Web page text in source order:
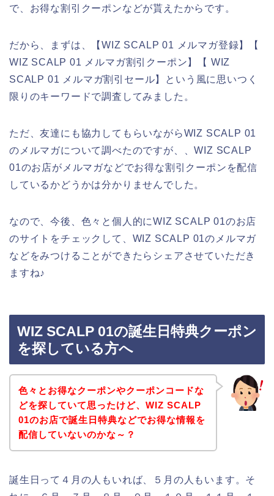
で、お得な割引クーポンなどが貰えたからです。
だから、まずは、【WIZ SCALP 01 メルマガ登録】【
WIZ SCALP 01 メルマガ割引クーポン】【 WIZ
SCALP 01 メルマガ割引セール】という風に思いつく
限りのキーワードで調査してみました。
ただ、友達にも協力してもらいながらWIZ SCALP 01
のメルマガについて調べたのですが、、WIZ SCALP
01のお店がメルマガなどでお得な割引クーポンを配信
しているかどうかは分かりませんでした。
なので、今後、色々と個人的にWIZ SCALP 01のお店
のサイトをチェックして、WIZ SCALP 01のメルマガ
などをみつけることができたらシェアさせていただき
ますね♪
WIZ SCALP 01の誕生日特典クーポン
を探している方へ
色々とお得なクーポンやクーポンコードな
どを探していて思ったけど、WIZ SCALP
01のお店で誕生日特典などでお得な情報を
配信していないのかな～？
誕生日って４月の人もいれば、５月の人もいます。そ